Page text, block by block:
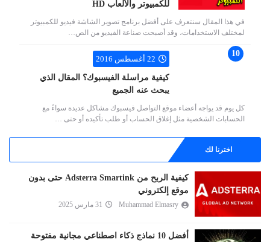
للكمبيوتر والألعاب HD
في هذا المقال سنتعرف على أفضل برنامج تصوير الشاشة فيديو للكمبيوتر
لمختلف الاستخدامات، وقد أصبحت صناعة الفيديو من الص…
22 أغسطس 2016
كيفية مراسلة الفيسبوك؟ المقال الذي
يبحث عنه الجميع
كل يوم قد يواجه أعضاء موقع التواصل فيسبوك مشاكل عديدة سواءً مع
الحسابات الشخصية مثل إغلاق الحساب أو طلب تأكيده أو حتى …
اخترنا لك
كيفية الربح من Adsterra Smartink حتى بدون
موقع إلكتروني
Muhammad Elmasry 31 مارس 2025
أفضل 10 نماذج ذكاء اصطناعي مجانية مفتوحة